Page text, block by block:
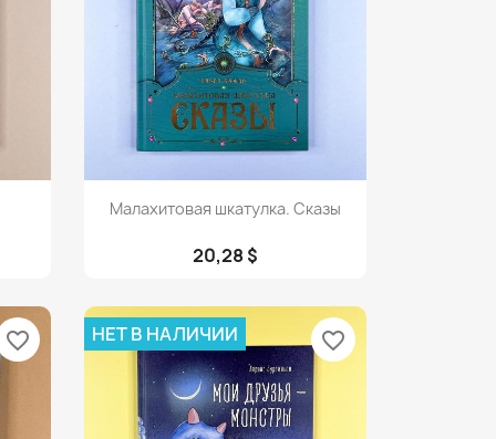
Просмотр
Малахитовая шкатулка. Сказы
20,28 $
favorite_border НЕТ В НАЛИЧИИ favorite_border